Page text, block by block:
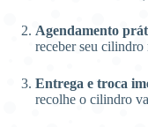
Agendamento
receber seu cilindro
Entrega e troca
recolhe o cilindro